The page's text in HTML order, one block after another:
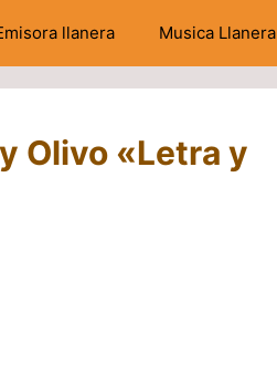
llanera Musica Llanera
Olivo «Letra y